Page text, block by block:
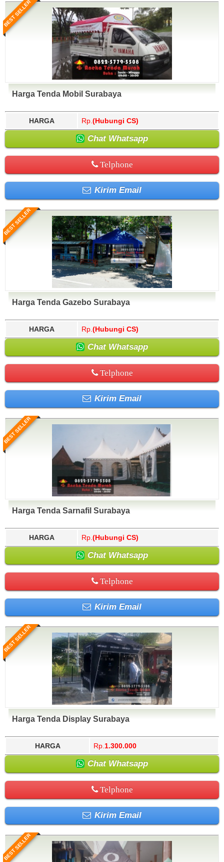
BEST SELLER
Harga Tenda Mobil Surabaya
HARGA Rp. (Hubungi CS)
Chat Whatsapp
Telphone
Kirim Email
BEST SELLER
Harga Tenda Gazebo Surabaya
HARGA Rp. (Hubungi CS)
Chat Whatsapp
Telphone
Kirim Email
BEST SELLER
Harga Tenda Sarnafil Surabaya
HARGA Rp. (Hubungi CS)
Chat Whatsapp
Telphone
Kirim Email
BEST SELLER
Harga Tenda Display Surabaya
HARGA Rp. 1.300.000
Chat Whatsapp
Telphone
Kirim Email
BEST SELLER